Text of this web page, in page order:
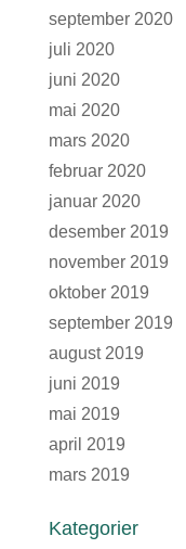
september 2020
juli 2020
juni 2020
mai 2020
mars 2020
februar 2020
januar 2020
desember 2019
november 2019
oktober 2019
september 2019
august 2019
juni 2019
mai 2019
april 2019
mars 2019
Kategorier